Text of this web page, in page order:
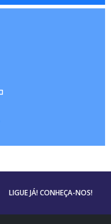
LIGUE JÁ! CONHEÇA-NOS!